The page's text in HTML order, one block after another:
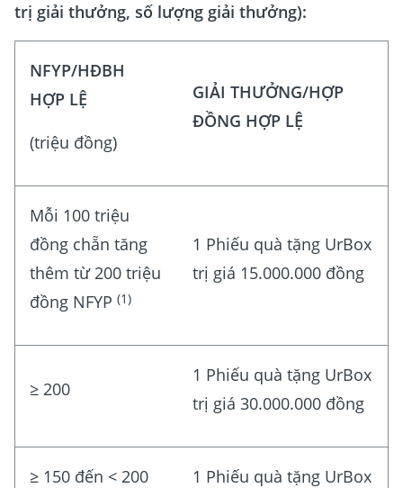
trị giải thưởng, số lượng giải thưởng):
NFYP/HĐBH
HỢP LỆ
(triệu đồng)
GIẢI THƯỞNG/HỢP
ĐỒNG HỢP LỆ
Mỗi 100 triệu
đồng chẵn tăng
thêm từ 200 triệu
đồng NFYP (1)
1 Phiếu quà tặng UrBox
trị giá 15.000.000 đồng
≥ 200
1 Phiếu quà tặng UrBox
trị giá 30.000.000 đồng
≥ 150 đến < 200
1 Phiếu quà tặng UrBox